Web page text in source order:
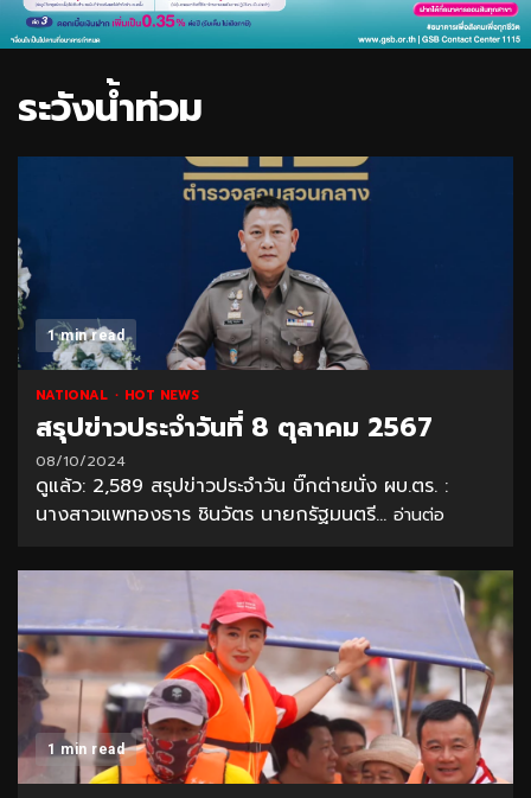
ระวังน้ำท่วม
1 min read
NATIONAL HOT NEWS
สรุปข่าวประจำวันที่ 8 ตุลาคม 2567
08/10/2024
ดูแล้ว: 2,589 สรุปข่าวประจำวัน บิ๊กต่ายนั่ง ผบ.ตร. :
นางสาวแพทองธาร ชินวัตร นายกรัฐมนตรี... อ่านต่อ
1 min read